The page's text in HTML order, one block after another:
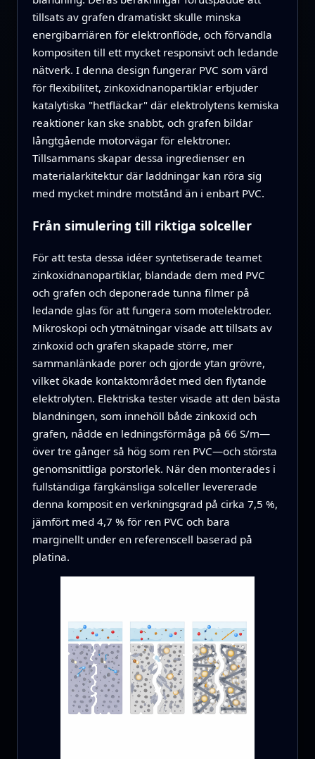
tillsats av grafen dramatiskt skulle minska
energibarriären för elektronflöde, och förvandla
kompositen till ett mycket responsivt och ledande
nätverk. I denna design fungerar PVC som värd
för flexibilitet, zinkoxidnanopartiklar erbjuder
katalytiska "hetfläckar" där elektrolytens kemiska
reaktioner kan ske snabbt, och grafen bildar
långtgående motorvägar för elektroner.
Tillsammans skapar dessa ingredienser en
materialarkitektur där laddningar kan röra sig
med mycket mindre motstånd än i enbart PVC.
Från simulering till riktiga solceller
För att testa dessa idéer syntetiserade teamet
zinkoxidnanopartiklar, blandade dem med PVC
och grafen och deponerade tunna filmer på
ledande glas för att fungera som motelektroder.
Mikroskopi och ytmätningar visade att tillsats av
zinkoxid och grafen skapade större, mer
sammanlänkade porer och gjorde ytan grövre,
vilket ökade kontaktområdet med den flytande
elektrolyten. Elektriska tester visade att den bästa
blandningen, som innehöll både zinkoxid och
grafen, nådde en ledningsförmåga på 66 S/m—
över tre gånger så hög som ren PVC—och största
genomsnittliga porstorlek. När den monterades i
fullständiga färgkänsliga solceller levererade
denna komposit en verkningsgrad på cirka 7,5 %,
jämfört med 4,7 % för ren PVC och bara
marginellt under en referenscell baserad på
platina.